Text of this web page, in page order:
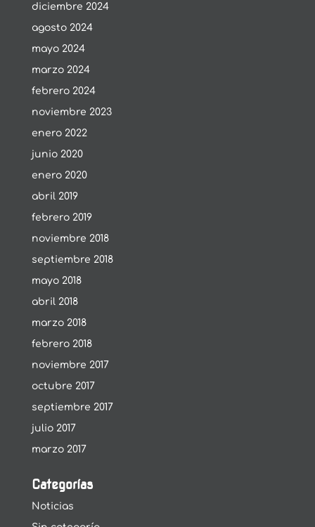
diciembre 2024
agosto 2024
mayo 2024
marzo 2024
febrero 2024
noviembre 2023
enero 2022
junio 2020
enero 2020
abril 2019
febrero 2019
noviembre 2018
septiembre 2018
mayo 2018
abril 2018
marzo 2018
febrero 2018
noviembre 2017
octubre 2017
septiembre 2017
julio 2017
marzo 2017
Categorías
Noticias